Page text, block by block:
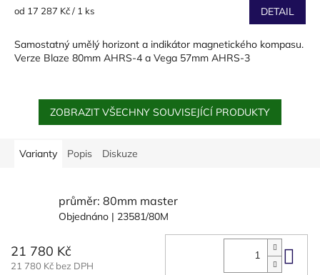
Měrná
od 17 287 Kč / 1 ks DETAIL
Samostatný umělý horizont a indikátor magnetického kompasu.
Verze Blaze 80mm AHRS-4 a Vega 57mm AHRS-3
ZOBRAZIT VŠECHNY SOUVISEJÍCÍ PRODUKTY
Varianty Popis Diskuze
průměr: 80mm master
Objednáno | 23581/80M
21 780 Kč
21 780 Kč bez DPH Do